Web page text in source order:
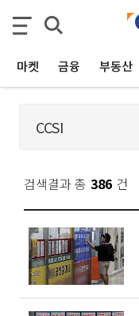
마켓 금융 부동산
검색결과 총 386 건